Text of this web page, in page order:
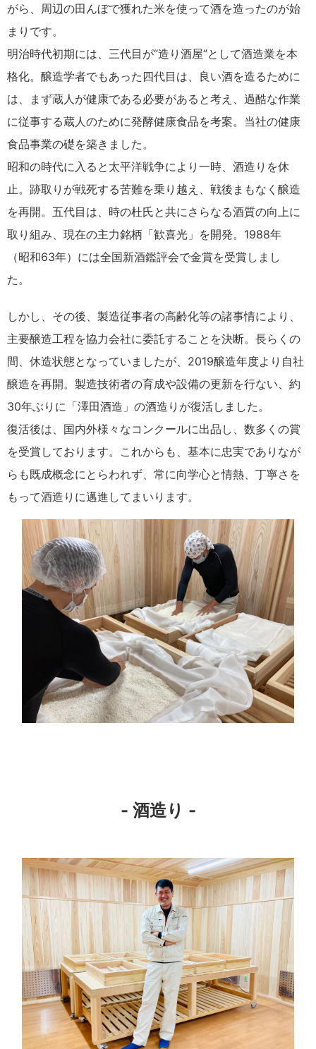
がら、周辺の田んぼで獲れた米を使って酒を造ったのが始
まりです。
明治時代初期には、三代目が“造り酒屋”として酒造業を本
格化。醸造学者でもあった四代目は、良い酒を造るために
は、まず蔵人が健康である必要があると考え、過酷な作業
に従事する蔵人のために発酵健康食品を考案。当社の健康
食品事業の礎を築きました。
昭和の時代に入ると太平洋戦争により一時、酒造りを休
止。跡取りが戦死する苦難を乗り越え、戦後まもなく醸造
を再開。五代目は、時の杜氏と共にさらなる酒質の向上に
取り組み、現在の主力銘柄「歓喜光」を開発。1988年
（昭和63年）には全国新酒鑑評会で金賞を受賞しまし
た。
しかし、その後、製造従事者の高齢化等の諸事情により、
主要醸造工程を協力会社に委託することを決断。長らくの
間、休造状態となっていましたが、2019醸造年度より自社
醸造を再開。製造技術者の育成や設備の更新を行ない、約
30年ぶりに「澤田酒造」の酒造りが復活しました。
復活後は、国内外様々なコンクールに出品し、数多くの賞
を受賞しております。これからも、基本に忠実でありなが
らも既成概念にとらわれず、常に向学心と情熱、丁寧さを
もって酒造りに邁進してまいります。
- 酒造り -